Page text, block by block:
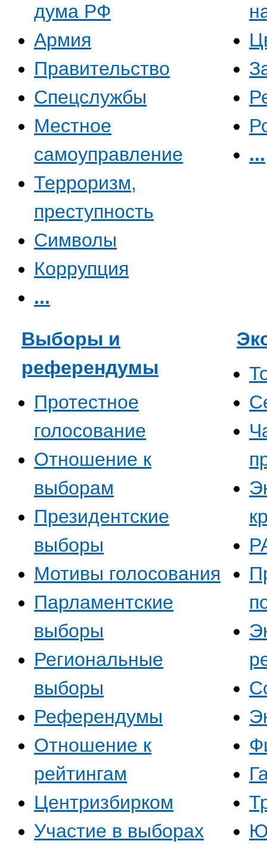
дума РФ
Армия
Правительство
Спецслужбы
Местное
самоуправление
Терроризм,
преступность
Символы
Коррупция
...
...
Выборы и
референдумы
Протестное
голосование
Отношение к
выборам
Президентские
выборы
Мотивы голосования
Парламентские
выборы
Региональные
выборы
Референдумы
Отношение к
рейтингам
Центризбирком
Участие в выборах